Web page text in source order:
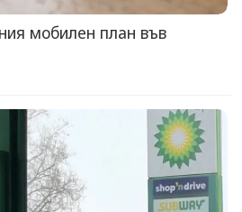
мобилен план във